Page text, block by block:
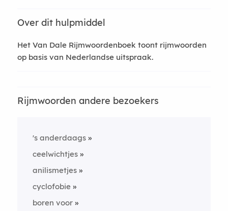
Over dit hulpmiddel
Het Van Dale Rijmwoordenboek toont rijmwoorden
op basis van Nederlandse uitspraak.
Rijmwoorden andere bezoekers
's anderdaags
ceelwichtjes
anilismetjes
cyclofobie
boren voor